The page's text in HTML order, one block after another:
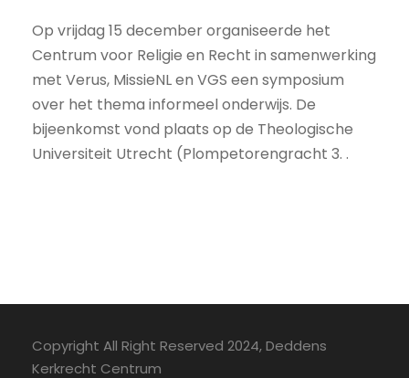
Op vrijdag 15 december organiseerde het
Centrum voor Religie en Recht in samenwerking
met Verus, MissieNL en VGS een symposium
over het thema informeel onderwijs. De
bijeenkomst vond plaats op de Theologische
Universiteit Utrecht (Plompetorengracht 3. .
Copyright All Right Reserved 2024, Deddens
Kerkrecht Centrum